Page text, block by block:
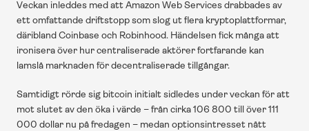
Veckan inleddes med att Amazon Web Services drabbades av
ett omfattande driftstopp som slog ut flera kryptoplattformar,
däribland Coinbase och Robinhood. Händelsen fick många att
ironisera över hur centraliserade aktörer fortfarande kan
lamslå marknaden för decentraliserade tillgångar.
Samtidigt rörde sig bitcoin initialt sidledes under veckan för att
mot slutet av den öka i värde – från cirka 106 800 till över 111
000 dollar nu på fredagen – medan optionsintresset nått